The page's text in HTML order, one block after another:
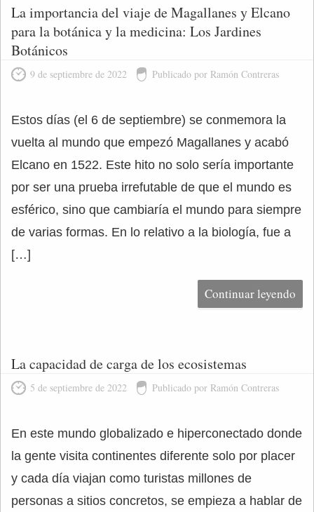
La importancia del viaje de Magallanes y Elcano
para la botánica y la medicina: Los Jardines
Botánicos
9 de septiembre de 2022 Publicado por Ramón Contreras
Estos días (el 6 de septiembre) se conmemora la
vuelta al mundo que empezó Magallanes y acabó
Elcano en 1522. Este hito no solo sería importante
por ser una prueba irrefutable de que el mundo es
esférico, sino que cambiaría el mundo para siempre
de varias formas. En lo relativo a la biología, fue a
[…]
Continuar leyendo
La capacidad de carga de los ecosistemas
5 de septiembre de 2022 Publicado por Ramón Contreras
En este mundo globalizado e hiperconectado donde
la gente visita continentes diferente solo por placer
y cada día viajan como turistas millones de
personas a sitios concretos, se empieza a hablar de